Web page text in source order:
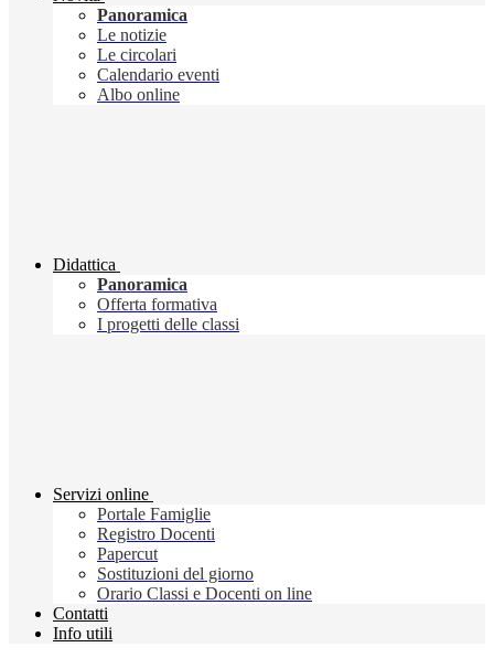
Panoramica
Le notizie
Le circolari
Calendario eventi
Albo online
Didattica
Panoramica
Offerta formativa
I progetti delle classi
Servizi online
Portale Famiglie
Registro Docenti
Papercut
Sostituzioni del giorno
Orario Classi e Docenti on line
Contatti
Info utili